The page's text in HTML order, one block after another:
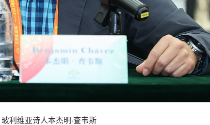
玻利维亚诗人本杰明·查韦斯